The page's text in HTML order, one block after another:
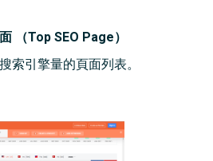
（Top SEO Page）
索引擎量的頁面列表。